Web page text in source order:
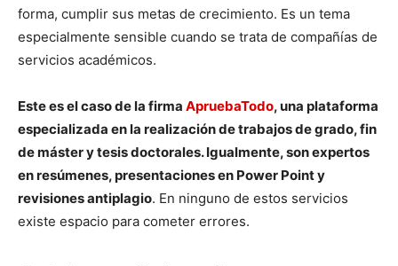
forma, cumplir sus metas de crecimiento. Es un tema
especialmente sensible cuando se trata de compañías de
servicios académicos.
Este es el caso de la firma ApruebaTodo, una plataforma
especializada en la realización de trabajos de grado, fin
de máster y tesis doctorales. Igualmente, son expertos
en resúmenes, presentaciones en Power Point y
revisiones antiplagio. En ninguno de estos servicios
existe espacio para cometer errores.